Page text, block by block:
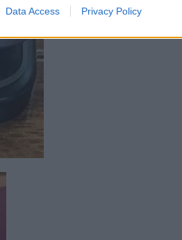
Data Access Privacy Policy